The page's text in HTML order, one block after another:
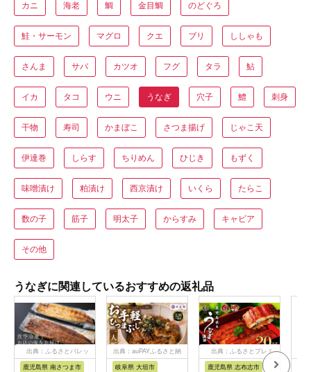
カニ 海老 鯛 金目鯛 のどぐろ
鮭・サーモン マグロ クエ ブリ ししゃも
さんま サバ カツオ フグ タラ 鮎
イカ タコ ウニ うなぎ 穴子 鱧 刺身
干物 寿司 かまぼこ さつま揚げ じゃこ天
伊達巻 しらす ちりめん ひじき もずく
味噌漬け 粕漬け 西京漬け いくら たらこ
数の子 筋子 明太子 からすみ キャビア
その他
うなぎに関連しているおすすめの返礼品
出典：ふるさとパレッ
ト
鹿児島県 南さつま市
出典：auPAYふるさと納
岐阜県 大垣市
出典：ふるさとプレミ
アム
鹿児島県 志布志市